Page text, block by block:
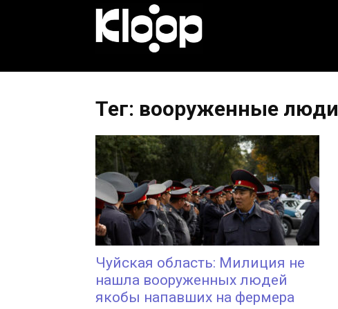
Новости
Кыргызстана
Тег: вооруженные люди
Чуйская область: Милиция не
нашла вооруженных людей
якобы напавших на фермера